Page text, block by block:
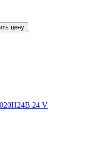
цену
24 V